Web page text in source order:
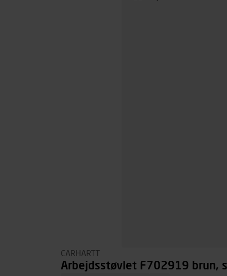
CARHARTT
Arbejdsstøvlet F702919 brun,